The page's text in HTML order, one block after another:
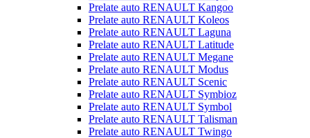
Prelate auto RENAULT Kangoo
Prelate auto RENAULT Koleos
Prelate auto RENAULT Laguna
Prelate auto RENAULT Latitude
Prelate auto RENAULT Megane
Prelate auto RENAULT Modus
Prelate auto RENAULT Scenic
Prelate auto RENAULT Symbioz
Prelate auto RENAULT Symbol
Prelate auto RENAULT Talisman
Prelate auto RENAULT Twingo